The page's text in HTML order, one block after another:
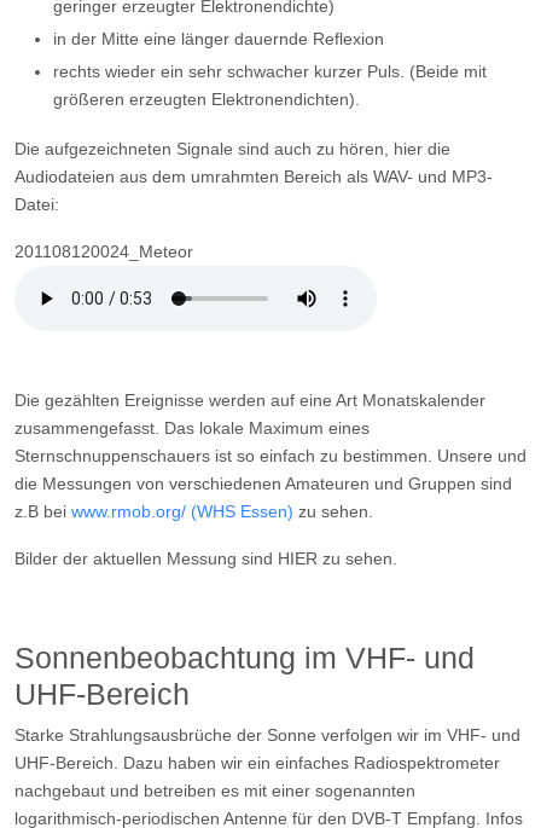
geringer erzeugter Elektronendichte)
in der Mitte eine länger dauernde Reflexion
rechts wieder ein sehr schwacher kurzer Puls. (Beide mit
größeren erzeugten Elektronendichten).
Die aufgezeichneten Signale sind auch zu hören, hier die
Audiodateien aus dem umrahmten Bereich als WAV- und MP3-
Datei:
201108120024_Meteor
Die gezählten Ereignisse werden auf eine Art Monatskalender
zusammengefasst. Das lokale Maximum eines
Sternschnuppenschauers ist so einfach zu bestimmen. Unsere und
die Messungen von verschiedenen Amateuren und Gruppen sind
z.B bei www.rmob.org/ (WHS Essen) zu sehen.
Bilder der aktuellen Messung sind HIER zu sehen.
Sonnenbeobachtung im VHF- und
UHF-Bereich
Starke Strahlungsausbrüche der Sonne verfolgen wir im VHF- und
UHF-Bereich. Dazu haben wir ein einfaches Radiospektrometer
nachgebaut und betreiben es mit einer sogenannten
logarithmisch-periodischen Antenne für den DVB-T Empfang. Infos